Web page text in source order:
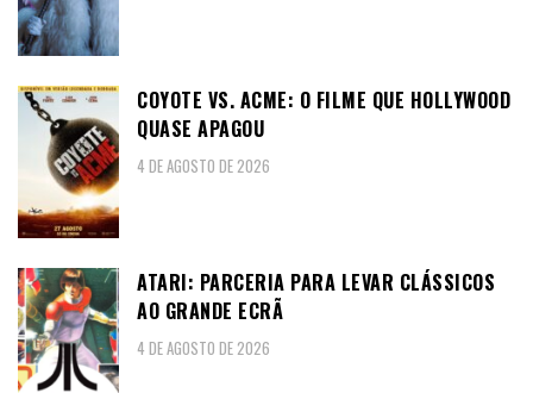
COYOTE VS. ACME: O FILME QUE HOLLYWOOD
QUASE APAGOU
4 DE AGOSTO DE 2026
ATARI: PARCERIA PARA LEVAR CLÁSSICOS
AO GRANDE ECRÃ
4 DE AGOSTO DE 2026